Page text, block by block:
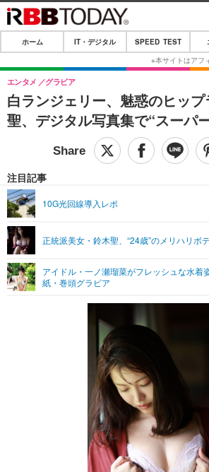
ホーム
IT・デジタル
IT・デジタルTOP
ショッピング
SPEED TEST
エンタメTOP
グラビア
ショッピング
ライフTOP
リリース一覧
プッシュ通知の停止方法
ホーム IT・デジタル SPEED TEST
白ランジェリー、魅惑のヒッ
聖、デジタル写真集で“スーパ
エンタメ グラビア
注目記事
10G光回線導入レポ
正統派美女・鈴木聖、“24歳”のメリハリボ
アイドル・一ノ瀬瑠菜がフレッシュな水着
紙・巻頭グラビア